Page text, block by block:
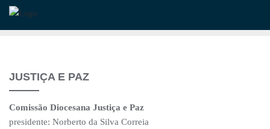
Skip
JUSTIÇA E PAZ
Comissão Diocesana Justiça e Paz
presidente: Norberto da Silva Correia